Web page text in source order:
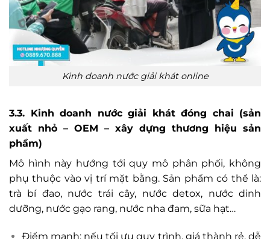
Kinh doanh nước giải khát online
3.3. Kinh doanh nước giải khát đóng chai (sản
xuất nhỏ – OEM – xây dựng thương hiệu sản
phẩm)
Mô hình này hướng tới quy mô phân phối, không
phụ thuộc vào vị trí mặt bằng. Sản phẩm có thể là:
trà bí đao, nước trái cây, nước detox, nước dinh
dưỡng, nước gạo rang, nước nha đam, sữa hạt…
Điểm mạnh: nếu tối ưu quy trình, giá thành rẻ, dễ